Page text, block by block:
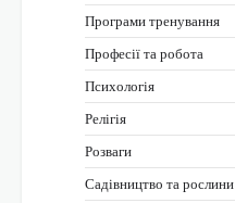
Програми тренування
Професії та робота
Психологія
Релігія
Розваги
Садівництво та рослини